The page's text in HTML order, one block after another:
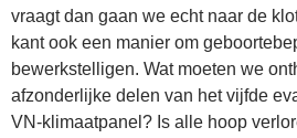
vraagt dan gaan we echt naar de
kant ook een manier om
bewerkstelligen. Wat moeten we
afzonderlijke delen van het vijfde
VN-klimaatpanel? Is alle hoop